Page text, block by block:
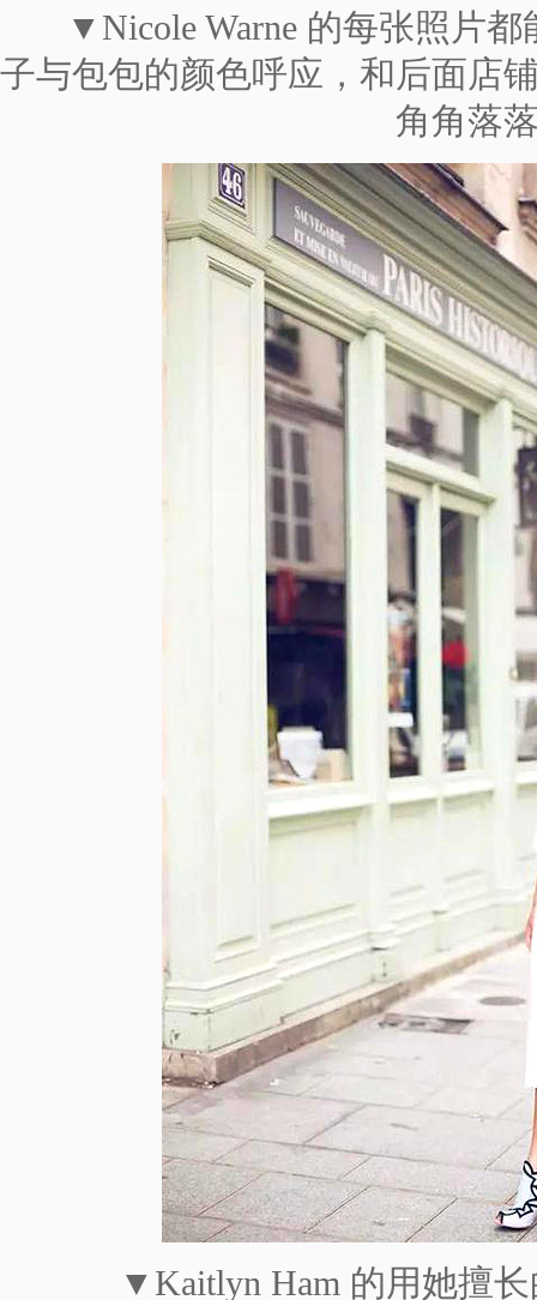
▼Nicole Warne 的每张照片都
子与包包的颜色呼应，和后面店
角角落
▼Kaitlyn Ham 的用她擅